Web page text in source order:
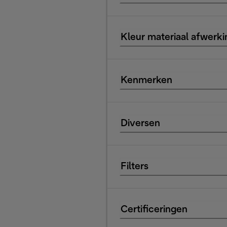
Kleur materiaal
Kenmerken
Diversen
Filters
Certificeringen